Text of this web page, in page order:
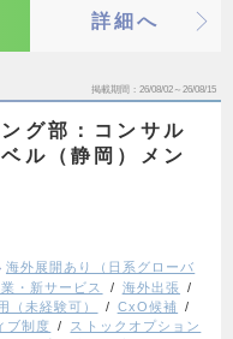
詳細へ
掲載期間 26/08/02～26/08/15
グ部：コンサル
ル（静岡）メン
海外展開あり（日系グローバ
・新サービス
海外出張
（未経験可）
CxO候補
ブ制度
ストックオプション